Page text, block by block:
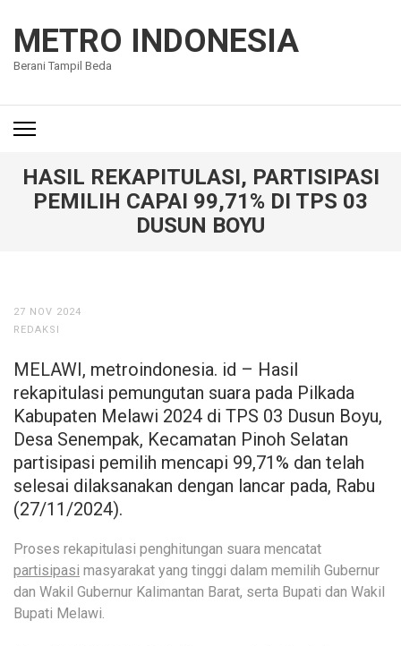
konten
(Tekan
METRO INDONESIA
Berani Tampil Beda
HASIL REKAPITULASI, PARTISIPASI
PEMILIH CAPAI 99,71% DI TPS 03
DUSUN BOYU
27 NOV 2024
REDAKSI
MELAWI, metroindonesia. id – Hasil
rekapitulasi pemungutan suara pada Pilkada
Kabupaten Melawi 2024 di TPS 03 Dusun Boyu,
Desa Senempak, Kecamatan Pinoh Selatan
partisipasi pemilih mencapi 99,71% dan telah
selesai dilaksanakan dengan lancar pada, Rabu
(27/11/2024).
Proses rekapitulasi penghitungan suara mencatat
partisipasi masyarakat yang tinggi dalam memilih Gubernur
dan Wakil Gubernur Kalimantan Barat, serta Bupati dan Wakil
Bupati Melawi.